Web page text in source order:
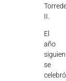
II.
El
año
se
celebró